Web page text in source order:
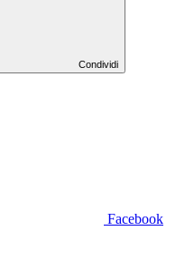
Condividi
Facebook